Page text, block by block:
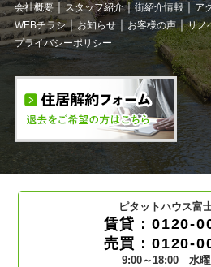
会社概要 スタッフ紹介 街紹介情報 ア
WEBチラシ
お知らせ お客様の声 リノ
プライバシーポリシー
ピタットハウス富
賃貸：0120-
売買：0120-
9:00～18:00 水曜